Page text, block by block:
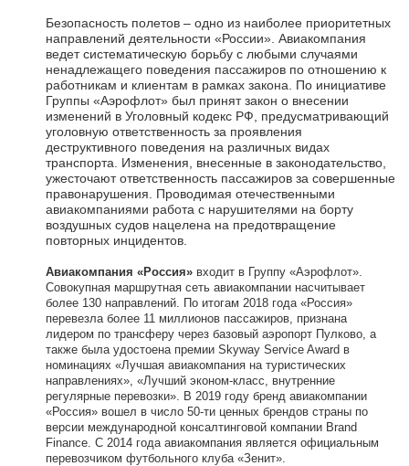
Безопасность полетов – одно из наиболее приоритетных
направлений деятельности «России». Авиакомпания
ведет систематическую борьбу с любыми случаями
ненадлежащего поведения пассажиров по отношению к
работникам и клиентам в рамках закона. По инициативе
Группы «Аэрофлот» был принят закон о внесении
изменений в Уголовный кодекс РФ, предусматривающий
уголовную ответственность за проявления
деструктивного поведения на различных видах
транспорта. Изменения, внесенные в законодательство,
ужесточают ответственность пассажиров за совершенные
правонарушения. Проводимая отечественными
авиакомпаниями работа с нарушителями на борту
воздушных судов нацелена на предотвращение
повторных инцидентов.
Авиакомпания «Россия» входит в Группу «Аэрофлот».
Совокупная маршрутная сеть авиакомпании насчитывает
более 130 направлений. По итогам 2018 года «Россия»
перевезла более 11 миллионов пассажиров, признана
лидером по трансферу через базовый аэропорт Пулково, а
также была удостоена премии Skyway Service Award в
номинациях «Лучшая авиакомпания на туристических
направлениях», «Лучший эконом-класс, внутренние
регулярные перевозки». В 2019 году бренд авиакомпании
«Россия» вошел в число 50-ти ценных брендов страны по
версии международной консалтинговой компании Brand
Finance. С 2014 года авиакомпания является официальным
перевозчиком футбольного клуба «Зенит».